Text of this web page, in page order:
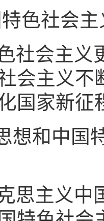
色社会
社会主义
会主义
国家新征
想和中国
思主义中